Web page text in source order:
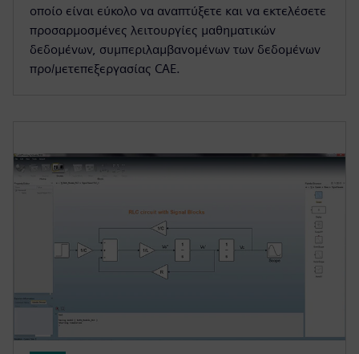
οποίο είναι εύκολο να αναπτύξετε και να εκτελέσετε
προσαρμοσμένες λειτουργίες μαθηματικών
δεδομένων, συμπεριλαμβανομένων των δεδομένων
προ/μετεπεξεργασίας CAE.